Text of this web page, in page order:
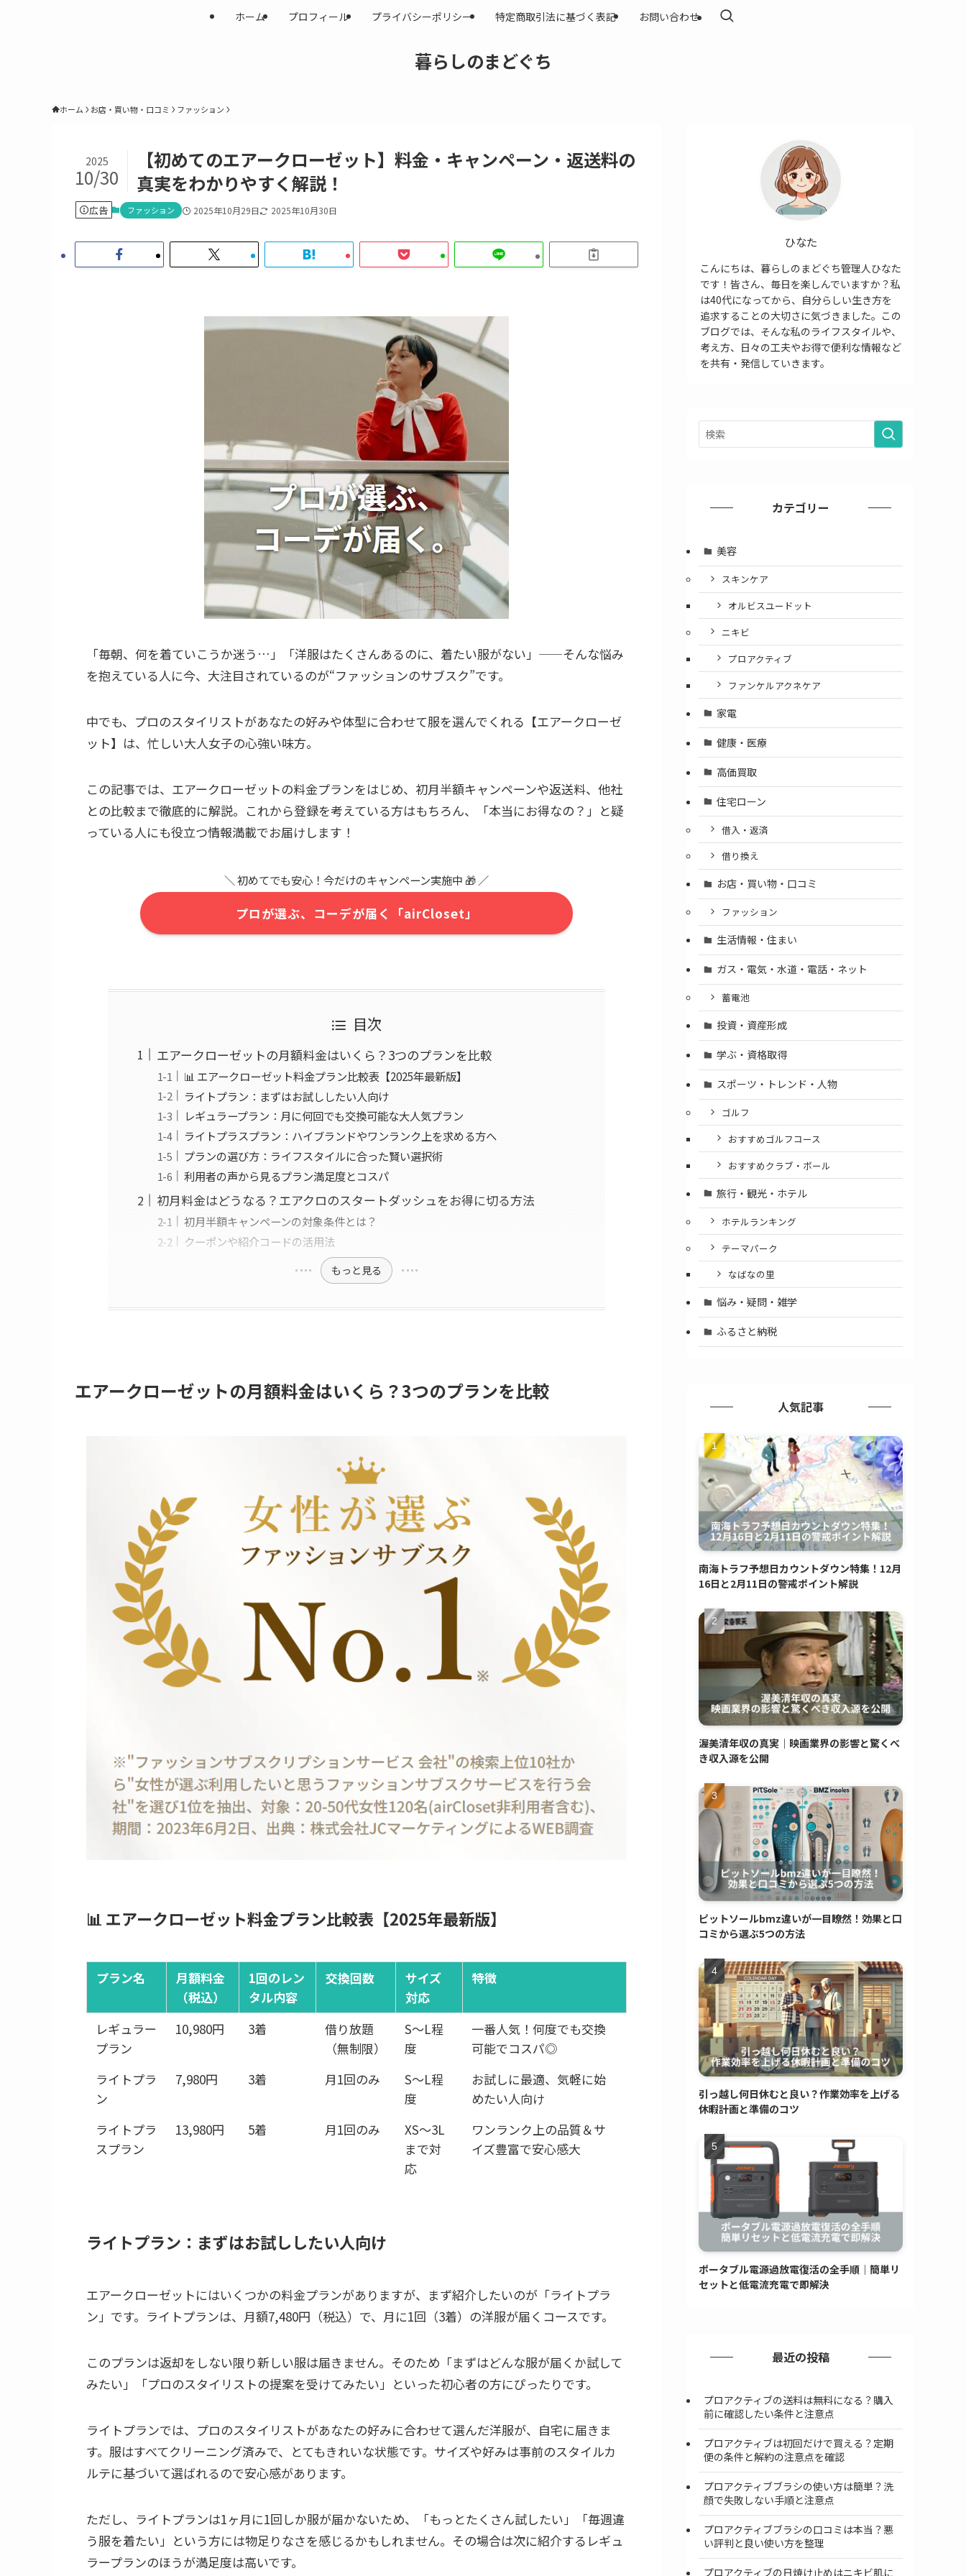
暮らしのまどぐち
ホーム プロフィール プライバシーポリシー 特定商取引法に基づく表記 お問い合わせ
ホーム お店・買い物・口コミ ファッション
【初めてのエアークローゼット】料金・キャンペーン・返送料の
真実をわかりやすく解説！
2025
10/30
広告 ファッション 2025年10月29日 2025年10月30日
「毎朝、何を着ていこうか迷う…」「洋服はたくさんあるのに、着たい服がない」——そんな悩み
を抱えている人に今、大注目されているのが“ファッションのサブスク”です。
中でも、プロのスタイリストがあなたの好みや体型に合わせて服を選んでくれる【エアークローゼ
ット】は、忙しい大人女子の心強い味方。
この記事では、エアークローゼットの料金プランをはじめ、初月半額キャンペーンや返送料、他社
との比較まで徹底的に解説。これから登録を考えている方はもちろん、「本当にお得なの？」と疑
っている人にも役立つ情報満載でお届けします！
＼ 初めてでも安心！今だけのキャンペーン実施中 🎁 ／
プロが選ぶ、コーデが届く「airCloset」
目次
エアークローゼットの月額料金はいくら？3つのプランを比較
📊 エアークローゼット料金プラン比較表【2025年最新版】
ライトプラン：まずはお試ししたい人向け
レギュラープラン：月に何回でも交換可能な大人気プラン
ライトプラスプラン：ハイブランドやワンランク上を求める方へ
プランの選び方：ライフスタイルに合った賢い選択術
利用者の声から見るプラン満足度とコスパ
初月料金はどうなる？エアクロのスタートダッシュをお得に切る方法
初月半額キャンペーンの対象条件とは？
クーポンや紹介コードの活用法
もっと見る
エアークローゼットの月額料金はいくら？3つのプランを比較
📊 エアークローゼット料金プラン比較表【2025年最新版】
プラン名
月額料金
（税込）
1回のレン
タル内容
交換回数
サイズ
対応
特徴
レギュラー
プラン
10,980円 3着
借り放題
（無制限）
S〜L程
度
一番人気！何度でも交換
可能でコスパ◎
ライトプラ
ン
7,980円 3着 月1回のみ
S〜L程
度
お試しに最適、気軽に始
めたい人向け
ライトプラ
スプラン
13,980円 5着 月1回のみ
XS〜3L
まで対
応
ワンランク上の品質＆サ
イズ豊富で安心感大
ライトプラン：まずはお試ししたい人向け
エアークローゼットにはいくつかの料金プランがありますが、まず紹介したいのが「ライトプラ
ン」です。ライトプランは、月額7,480円（税込）で、月に1回（3着）の洋服が届くコースです。
このプランは返却をしない限り新しい服は届きません。そのため「まずはどんな服が届くか試して
みたい」「プロのスタイリストの提案を受けてみたい」といった初心者の方にぴったりです。
ライトプランでは、プロのスタイリストがあなたの好みに合わせて選んだ洋服が、自宅に届きま
す。服はすべてクリーニング済みで、とてもきれいな状態です。サイズや好みは事前のスタイルカ
ルテに基づいて選ばれるので安心感があります。
ただし、ライトプランは1ヶ月に1回しか服が届かないため、「もっとたくさん試したい」「毎週違
う服を着たい」という方には物足りなさを感じるかもしれません。その場合は次に紹介するレギュ
ラープランのほうが満足度は高いです。
ひなた
こんにちは、暮らしのまどぐち管理人ひなた
です！皆さん、毎日を楽しんでいますか？私
は40代になってから、自分らしい生き方を
追求することの大切さに気づきました。この
ブログでは、そんな私のライフスタイルや、
考え方、日々の工夫やお得で便利な情報など
を共有・発信していきます。
カテゴリー
美容
スキンケア
オルビスユードット
ニキビ
プロアクティブ
ファンケルアクネケア
家電
健康・医療
高価買取
住宅ローン
借入・返済
借り換え
お店・買い物・口コミ
ファッション
生活情報・住まい
ガス・電気・水道・電話・ネット
蓄電池
投資・資産形成
学ぶ・資格取得
スポーツ・トレンド・人物
ゴルフ
おすすめゴルフコース
おすすめクラブ・ボール
旅行・観光・ホテル
ホテルランキング
テーマパーク
なばなの里
悩み・疑問・雑学
ふるさと納税
人気記事
南海トラフ予想日カウントダウン特集！12月
16日と2月11日の警戒ポイント解説
渥美清年収の真実｜映画業界の影響と驚くべ
き収入源を公開
ピットソールbmz違いが一目瞭然！効果と口
コミから選ぶ5つの方法
引っ越し何日休むと良い？作業効率を上げる
休暇計画と準備のコツ
ポータブル電源過放電復活の全手順｜簡単リ
セットと低電流充電で即解決
最近の投稿
プロアクティブの送料は無料になる？購入
前に確認したい条件と注意点
プロアクティブは初回だけで買える？定期
便の条件と解約の注意点を確認
プロアクティブブラシの使い方は簡単？洗
顔で失敗しない手順と注意点
プロアクティブブラシの口コミは本当？悪
い評判と良い使い方を整理
プロアクティブの日焼け止めはニキビ肌に